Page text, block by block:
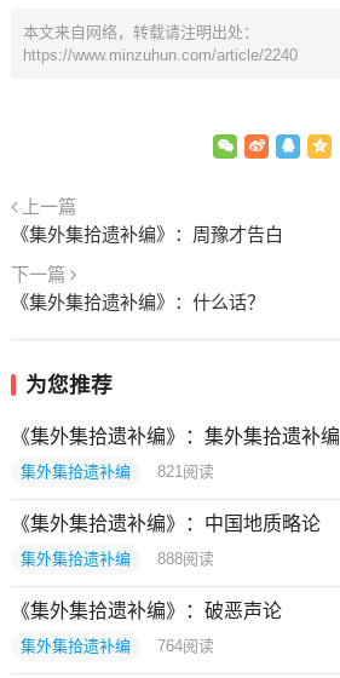
本文来自网络，转载请注明出处：
https://www.minzuhun.com/article/2240
上一篇
《集外集拾遗补编》：周豫才告白
下一篇
《集外集拾遗补编》：什么话？
为您推荐
《集外集拾遗补编》：集外集拾遗补编
集外集拾遗补编 821 阅读
《集外集拾遗补编》：中国地质略论
集外集拾遗补编 888阅读
《集外集拾遗补编》：破恶声论
集外集拾遗补编 764阅读